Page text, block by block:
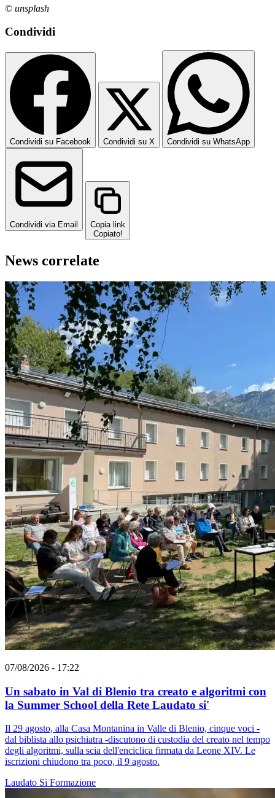
© unsplash
Condividi
Condividi su Facebook Condividi su X Condividi su WhatsApp
Condividi via Email
Copia link
Copiato!
News correlate
07/08/2026 - 17:22
Un sabato in Val di Blenio tra creato e algoritmi con
la Summer School della Rete Laudato si'
Il 29 agosto, alla Casa Montanina in Valle di Blenio, cinque voci -
dal biblista allo psichiatra -discutono di custodia del creato nel tempo
degli algoritmi, sulla scia dell'enciclica firmata da Leone XIV. Le
iscrizioni chiudono tra poco, il 9 agosto.
Laudato Si Formazione